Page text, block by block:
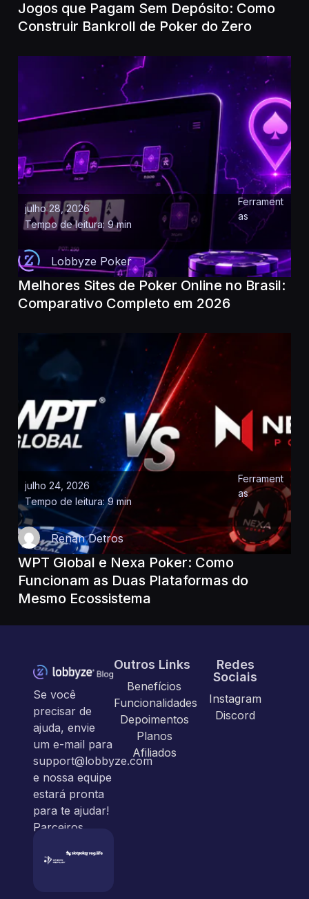
Jogos que Pagam Sem Depósito: Como
Construir Bankroll de Poker do Zero
julho 28, 2026
Tempo de leitura: 9 min
Ferrament
as
Lobbyze Poker
Melhores Sites de Poker Online no Brasil:
Comparativo Completo em 2026
julho 24, 2026
Tempo de leitura: 9 min
Ferrament
as
Renan Detros
WPT Global e Nexa Poker: Como
Funcionam as Duas Plataformas do
Mesmo Ecossistema
Se você
precisar de
ajuda, envie
um e-mail para
support@lobbyze.com
e nossa equipe
estará pronta
para te ajudar!
Parceiros
Outros Links
Benefícios
Funcionalidades
Depoimentos
Planos
Afiliados
Redes
Sociais
Instagram
Discord